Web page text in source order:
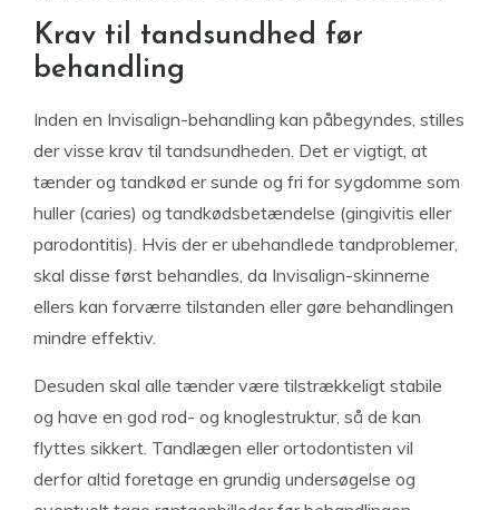
Krav til tandsundhed før
behandling
Inden en Invisalign-behandling kan påbegyndes, stilles
der visse krav til tandsundheden. Det er vigtigt, at
tænder og tandkød er sunde og fri for sygdomme som
huller (caries) og tandkødsbetændelse (gingivitis eller
parodontitis). Hvis der er ubehandlede tandproblemer,
skal disse først behandles, da Invisalign-skinnerne
ellers kan forværre tilstanden eller gøre behandlingen
mindre effektiv.
Desuden skal alle tænder være tilstrækkeligt stabile
og have en god rod- og knoglestruktur, så de kan
flyttes sikkert. Tandlægen eller ortodontisten vil
derfor altid foretage en grundig undersøgelse og